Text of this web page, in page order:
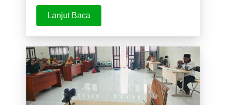
Lanjut Baca